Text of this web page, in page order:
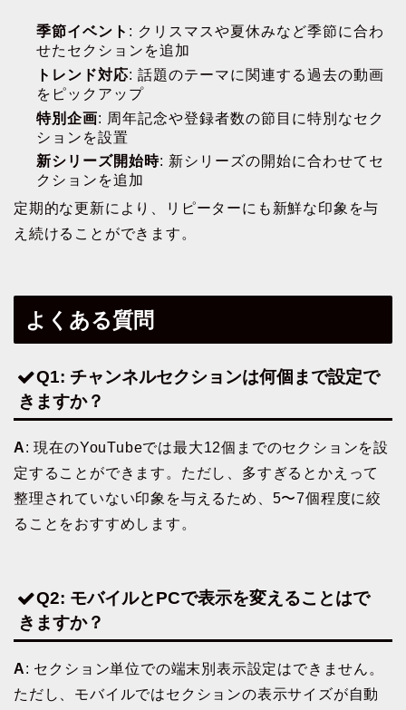
季節イベント : クリスマスや夏休みなど季節に合わ
せたセクションを追加
トレンド対応: 話題のテーマに関連する過去の動画
をピックアップ
特別企画: 周年記念や登録者数の節目に特別なセク
ションを設置
新シリーズ開始時: 新シリーズの開始に合わせてセ
クションを追加
定期的な更新により、リピーターにも新鮮な印象を与
え続けることができます。
よくある質問
Q1: チャンネルセクションは何個まで設定で
きますか？
A: 現在のYouTubeでは最大12個までのセクションを設
定することができます。ただし、多すぎるとかえって
整理されていない印象を与えるため、5〜7個程度に絞
ることをおすすめします。
Q2: モバイルとPCで表示を変えることはで
きますか？
A: セクション単位での端末別表示設定はできません。
ただし、モバイルではセクションの表示サイズが自動